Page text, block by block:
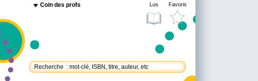
Coin des profs Lus Favoris